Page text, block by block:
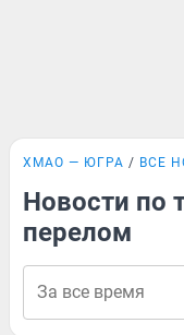
ХМАО — ЮГРА ВСЕ
Новости по
перелом